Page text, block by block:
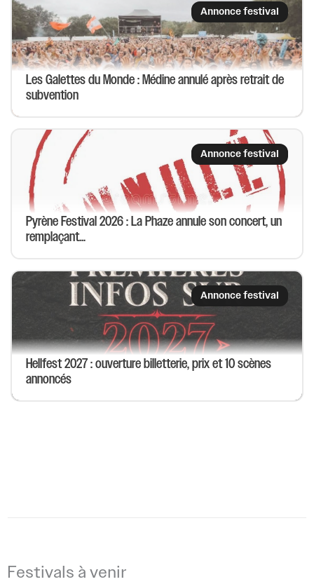
Annonce festival
Les Galettes du Monde : Médine annulé après retrait de
subvention
Annonce festival
Pyrène Festival 2026 : La Phaze annule son concert, un
remplaçant...
Annonce festival
Hellfest 2027 : ouverture billetterie, prix et 10 scènes
annoncés
Festivals à venir